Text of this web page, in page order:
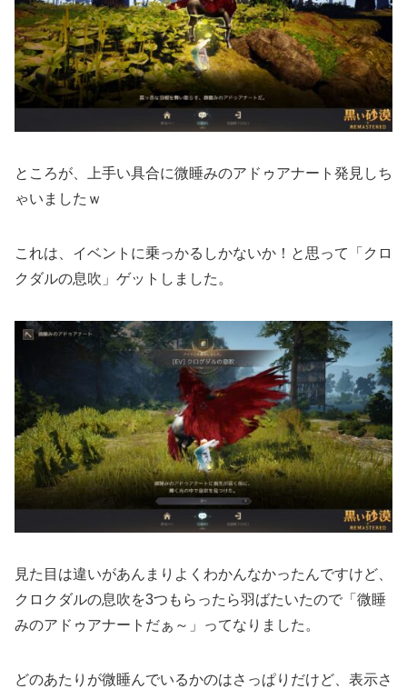
ところが、上手い具合に微睡みのアドゥアナート発見しち
ゃいましたｗ
これは、イベントに乗っかるしかないか！と思って「クロ
クダルの息吹」ゲットしました。
見た目は違いがあんまりよくわかんなかったんですけど、
クロクダルの息吹を3つもらったら羽ばたいたので「微睡
みのアドゥアナートだぁ～」ってなりました。
どのあたりが微睡んでいるかのはさっぱりだけど、表示さ